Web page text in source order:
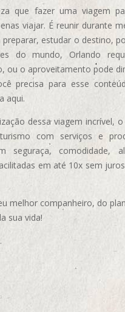
que fazer uma viagem
viajar. É reunir durante
estudar o destino,
do mundo, Orlando
ou o aproveitamento pode
precisa para esse
aqui.
dessa viagem incrível,
com serviços e
seguraça, comodidade,
em até 10x sem
melhor companheiro, do
sua vida!